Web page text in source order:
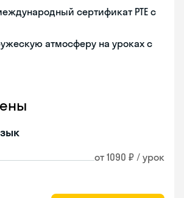
сертификат PTE с
атмосферу на уроках с
от 1090 ₽ / урок